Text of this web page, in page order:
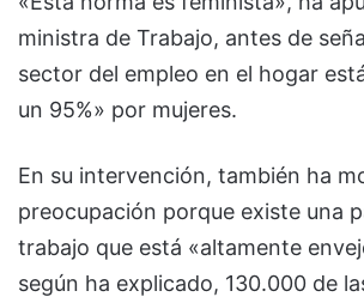
ministra de Trabajo, antes de
sector del empleo en el hogar
un 95%» por mujeres.
En su intervención, también ha
preocupación porque existe una
trabajo que está «altamente
según ha explicado, 130.000 de